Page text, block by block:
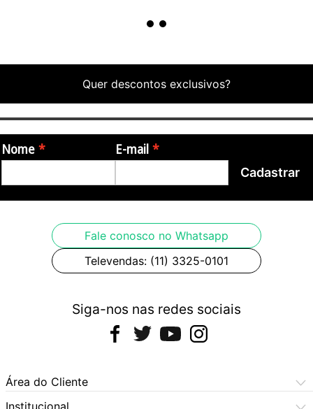
Quer descontos exclusivos?
Nome E-mail
Cadastrar
Fale conosco no Whatsapp
Televendas: (11) 3325-0101
Siga-nos nas redes sociais
Área do Cliente
Meus Pedidos